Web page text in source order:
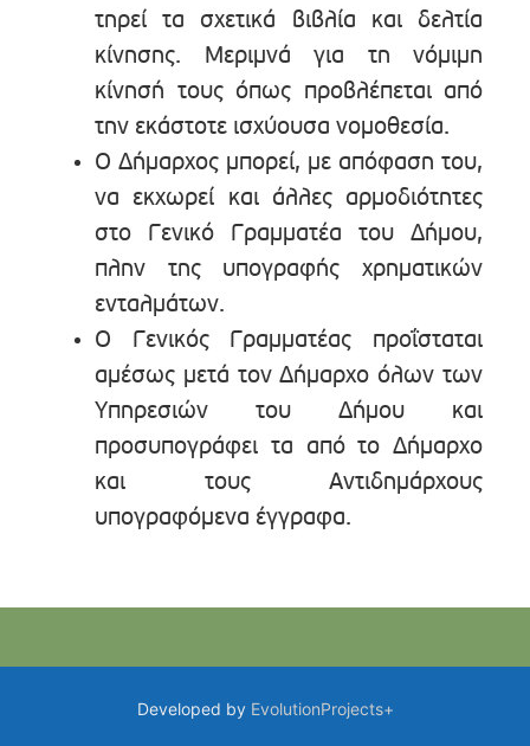
τηρεί τα σχετικά βιβλία και δελτία
κίνησης. Μεριμνά για τη νόμιμη
κίνησή τους όπως προβλέπεται από
την εκάστοτε ισχύουσα νομοθεσία.
Ο Δήμαρχος μπορεί, με απόφαση του,
να εκχωρεί και άλλες αρμοδιότητες
στο Γενικό Γραμματέα του Δήμου,
πλην της υπογραφής χρηματικών
ενταλμάτων.
Ο Γενικός Γραμματέας προΐσταται
αμέσως μετά τον Δήμαρχο όλων των
Υπηρεσιών του Δήμου και
προσυπογράφει τα από το Δήμαρχο
και τους Αντιδημάρχους
υπογραφόμενα έγγραφα.
Developed by EvolutionProjects+